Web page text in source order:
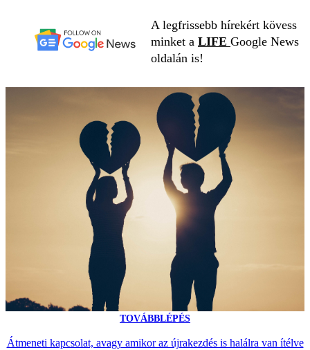
A legfrissebb hírekért kövess
minket a LIFE Google News
oldalán is!
TOVÁBBLÉPÉS
Átmeneti kapcsolat, avagy amikor az újrakezdés is halálra van ítélve